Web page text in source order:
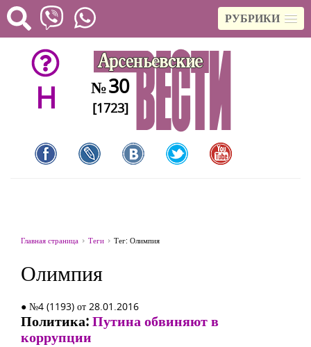
РУБРИКИ
H №30
[1723]
Главная страница Теги Тег: Олимпия
Олимпия
● №4 (1193) от 28.01.2016
Политика:Путина обвиняют в
коррупции